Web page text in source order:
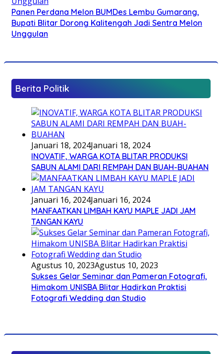
Panen Perdana Melon BUMDes Lembu Gumarang,
Bupati Blitar Dorong Kalitengah Jadi Sentra Melon
Unggulan
Berita Politik
Januari 18, 2024Januari 18, 2024
INOVATIF, WARGA KOTA BLITAR PRODUKSI
SABUN ALAMI DARI REMPAH DAN BUAH-BUAHAN
Januari 16, 2024Januari 16, 2024
MANFAATKAN LIMBAH KAYU MAPLE JADI JAM
TANGAN KAYU
Agustus 10, 2023Agustus 10, 2023
Sukses Gelar Seminar dan Pameran Fotografi,
Himakom UNISBA Blitar Hadirkan Praktisi
Fotografi Wedding dan Studio